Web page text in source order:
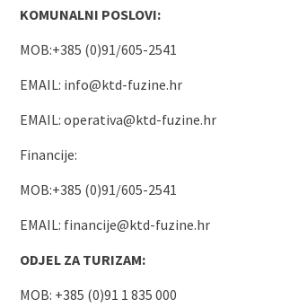
KOMUNALNI POSLOVI:
MOB:+385 (0)91/605-2541
EMAIL: info@ktd-fuzine.hr
EMAIL: operativa@ktd-fuzine.hr
Financije:
MOB:+385 (0)91/605-2541
EMAIL: financije@ktd-fuzine.hr
ODJEL ZA TURIZAM:
MOB: +385 (0)91 1 835 000